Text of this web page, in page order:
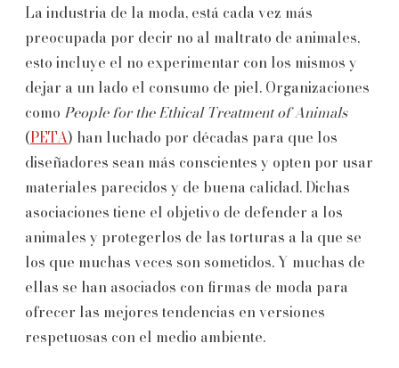
La industria de la moda, está cada vez más
preocupada por decir no al maltrato de animales,
esto incluye el no experimentar con los mismos y
dejar a un lado el consumo de piel. Organizaciones
como People for the Ethical Treatment of Animals
(PETA) han luchado por décadas para que los
diseñadores sean más conscientes y opten por usar
materiales parecidos y de buena calidad. Dichas
asociaciones tiene el objetivo de defender a los
animales y protegerlos de las torturas a la que se
los que muchas veces son sometidos. Y muchas de
ellas se han asociados con firmas de moda para
ofrecer las mejores tendencias en versiones
respetuosas con el medio ambiente.